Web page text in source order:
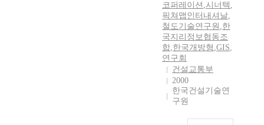
코퍼레이션 ,시너텍 ,
픽쳐맵인터내셔날,
철도기술연구원 ,한
국지리정보협동조
합,한국개방형 ,GIS,
연구회
건설교통부
2000
한국건설기술연
구원